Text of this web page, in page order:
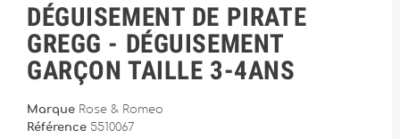
DÉGUISEMENT DE PIRATE
GREGG - DÉGUISEMENT
GARÇON TAILLE 3-4ANS
Marque Rose & Romeo
Référence 5510067